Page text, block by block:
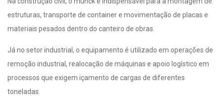
estruturas, transporte de container e movimentação de placas e
materiais pesados dentro do canteiro de obras.
Já no setor industrial, o equipamento é utilizado em operações de
remoção industrial, realocação de máquinas e apoio logístico em
processos que exigem içamento de cargas de diferentes
toneladas.